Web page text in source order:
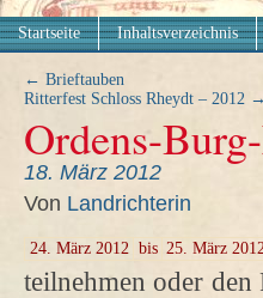
Startseite Inhaltsverzeichnis
← Brieftauben
Ritterfest Schloss Rheydt – 2012 →
Ordens-
18. März 2012
Von Landrichterin
24. März 2012 bis 25. März
teilnehmen oder